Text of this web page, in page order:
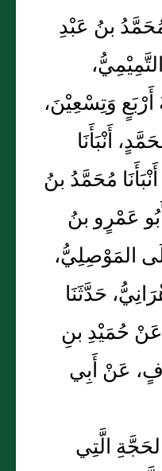
مُحَمَّدُ بنُ عَبْدِ
وَتِسْعِيْنَ،
أَنْبَأَنَا
مُحَمَّدُ بنُ
عَمْرٍو بنُ
المَوْصِلِيُّ،
حَدَّثَنَا
حُمَيْدِ بنِ
عَنْ أَبِي
الَّتِي